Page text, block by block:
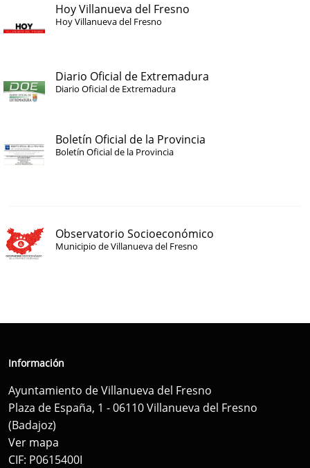
Hoy Villanueva del Fresno
Hoy Villanueva del Fresno
Diario Oficial de Extremadura
Diario Oficial de Extremadura
Boletín Oficial de la Provincia
Boletín Oficial de la Provincia
Observatorio Socioeconómico
Municipio de Villanueva del Fresno
Información
Ayuntamiento de Villanueva del Fresno
Plaza de España, 1 - 06110 Villanueva del Fresno
(Badajoz)
Ver mapa
CIF: P0615400I